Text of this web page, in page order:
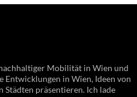
Mobilität in Wien und
Entwicklungen in Wien, Ideen von
Städten präsentieren. Ich lade